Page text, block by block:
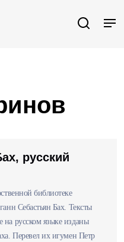
русский
библиотеке
Себастьян Бах. Тексты
русском языке изданы
Перевел их игумен Петр